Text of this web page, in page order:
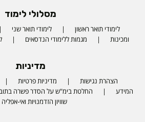
מסלולי לימוד
לימודי תואר ראשון לימודי תואר שני
ומכינות
מגמות ללימודי הנדסאים
מדיניות
הצהרת נגישות מדיניות פרטיות
המידע
החלטת בימ"ש על הסדר פשרה
שוויון הזדמנויות ואי-אפליה